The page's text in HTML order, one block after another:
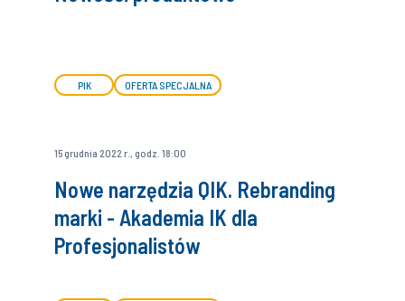
PIK OFERTA SPECJALNA
15 grudnia 2022 r., godz. 18:00
Nowe narzędzia QIK. Rebranding
marki - Akademia IK dla
Profesjonalistów